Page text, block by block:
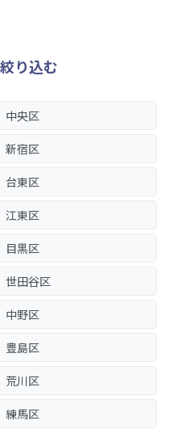
り込む
中央区
新宿区
台東区
江東区
目黒区
世田谷区
中野区
豊島区
荒川区
練馬区